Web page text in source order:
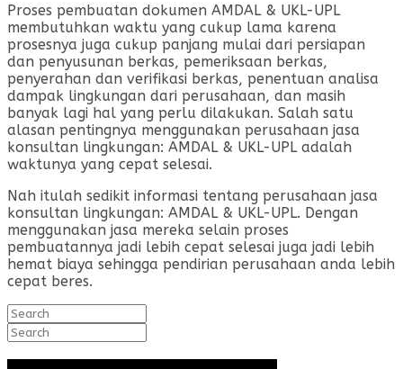
Proses pembuatan dokumen AMDAL & UKL-UPL
membutuhkan waktu yang cukup lama karena
prosesnya juga cukup panjang mulai dari persiapan
dan penyusunan berkas, pemeriksaan berkas,
penyerahan dan verifikasi berkas, penentuan analisa
dampak lingkungan dari perusahaan, dan masih
banyak lagi hal yang perlu dilakukan. Salah satu
alasan pentingnya menggunakan perusahaan jasa
konsultan lingkungan: AMDAL & UKL-UPL adalah
waktunya yang cepat selesai.
Nah itulah sedikit informasi tentang perusahaan jasa
konsultan lingkungan: AMDAL & UKL-UPL. Dengan
menggunakan jasa mereka selain proses
pembuatannya jadi lebih cepat selesai juga jadi lebih
hemat biaya sehingga pendirian perusahaan anda lebih
cepat beres.
Search
for:
Search
for: